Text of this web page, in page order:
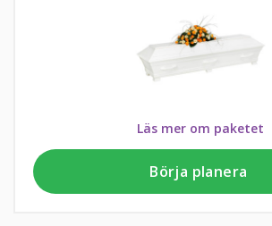
Läs mer om paketet
Börja planera